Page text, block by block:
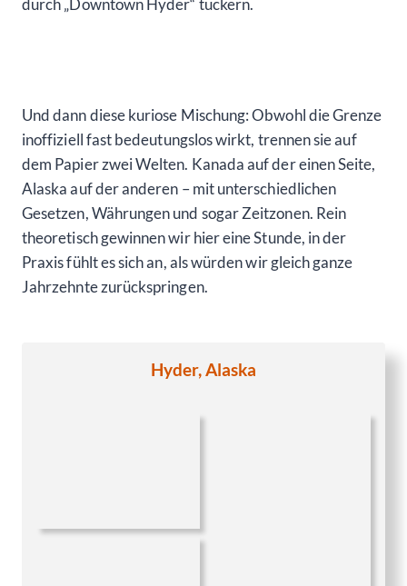
Und dann diese kuriose Mischung: Obwohl die Grenze
inoffiziell fast bedeutungslos wirkt, trennen sie auf
dem Papier zwei Welten. Kanada auf der einen Seite,
Alaska auf der anderen – mit unterschiedlichen
Gesetzen, Währungen und sogar Zeitzonen. Rein
theoretisch gewinnen wir hier eine Stunde, in der
Praxis fühlt es sich an, als würden wir gleich ganze
Jahrzehnte zurückspringen.
Hyder, Alaska